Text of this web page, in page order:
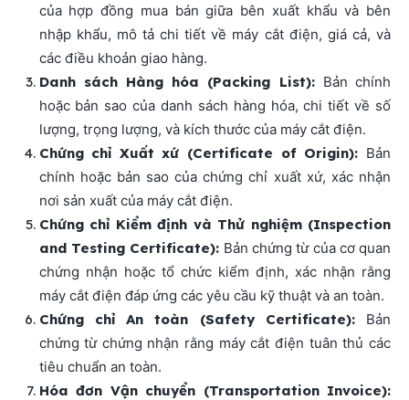
của hợp đồng mua bán giữa bên xuất khẩu và bên
nhập khẩu, mô tả chi tiết về máy cắt điện, giá cả, và
các điều khoản giao hàng.
Danh sách Hàng hóa (Packing List): Bản chính
hoặc bản sao của danh sách hàng hóa, chi tiết về số
lượng, trọng lượng, và kích thước của máy cắt điện.
Chứng chỉ Xuất xứ (Certificate of Origin): Bản
chính hoặc bản sao của chứng chỉ xuất xứ, xác nhận
nơi sản xuất của máy cắt điện.
Chứng chỉ Kiểm định và Thử nghiệm (Inspection
and Testing Certificate): Bản chứng từ của cơ quan
chứng nhận hoặc tổ chức kiểm định, xác nhận rằng
máy cắt điện đáp ứng các yêu cầu kỹ thuật và an toàn.
Chứng chỉ An toàn (Safety Certificate): Bản
chứng từ chứng nhận rằng máy cắt điện tuân thủ các
tiêu chuẩn an toàn.
Hóa đơn Vận chuyển (Transportation Invoice):